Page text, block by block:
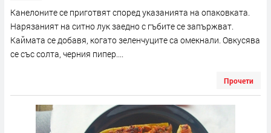
Канелоните се приготвят според указанията на опаковката.
Нарязаният на ситно лук заедно с гъбите се запържват.
Каймата се добавя, когато зеленчуците са омекнали. Овкусява
се със солта, черния пипер....
Прочети